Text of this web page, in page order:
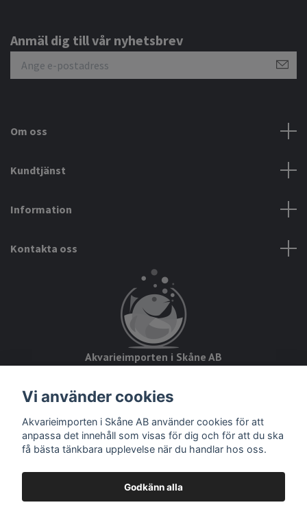
Anmäl dig till vår nyhetsbrev
Om oss
Kundtjänst
Information
Kontakta oss
Akvarieimporten i Skåne AB
28234 Tyringe
Org.nr: 559093-8832
Vi använder cookies
Akvarieimporten i Skåne AB använder cookies för att
anpassa det innehåll som visas för dig och för att du ska
få bästa tänkbara upplevelse när du handlar hos oss.
Godkänn alla